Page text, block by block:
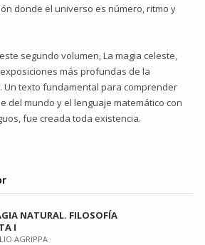
donde el universo es número, ritmo y
segundo volumen, La magia celeste,
más profundas de la
Un texto fundamental para comprender
del mundo y el lenguaje matemático con
fue creada toda existencia.
NATURAL. FILOSOFÍA
I
AGRIPPA